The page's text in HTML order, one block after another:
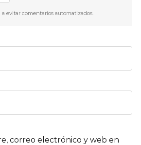
evitar comentarios automatizados.
correo electrónico y web en